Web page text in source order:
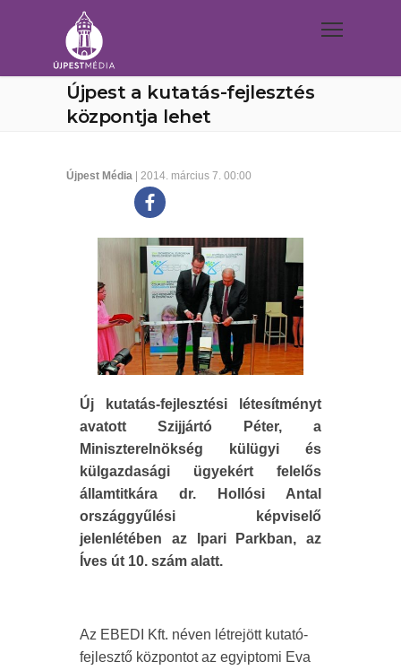
Újpest a kutatás-fejlesztés
központja lehet
Újpest Média | 2014. március 7. 00:00
Új kutatás-fejlesztési létesítményt
avatott Szijjártó Péter, a
Miniszterelnökség külügyi és
külgazdasági ügyekért felelős
államtitkára dr. Hollósi Antal
országgyűlési képviselő
jelenlétében az Ipari Parkban, az
Íves út 10. szám alatt.
Az EBEDI Kft. néven létrejött kutató-
fejlesztő központot az egyiptomi Eva